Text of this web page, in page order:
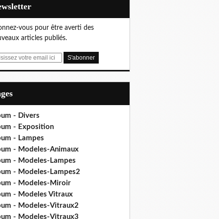
vous pour être averti des
articles publiés.
- Divers
- Exposition
- Lampes
- Modeles-Animaux
- Modeles-Lampes
- Modeles-Lampes2
- Modeles-Miroir
- Modeles Vitraux
- Modeles-Vitraux2
- Modeles-Vitraux3